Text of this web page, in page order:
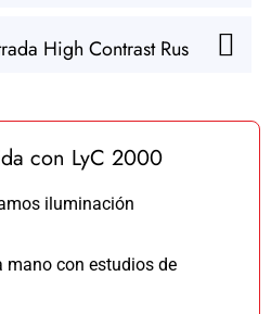
High Contrast Rus
con LyC 2000
iluminación
con estudios de